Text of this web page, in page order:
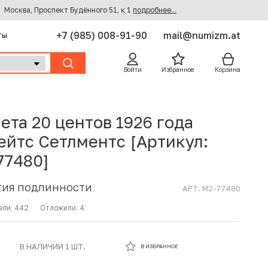
Москва, Проспект Будённого 51, к 1 подробнее...
+7 (985) 008-91-90 mail@numizm.at
Войти Избранное Корзина
20 центов 1926 года
Сетлментс [Артикул:
ПОДЛИННОСТИ АРТ. M2-77480
442 Отложили: 4
В НАЛИЧИИ 1 ШТ.
В ИЗБРАННОЕ